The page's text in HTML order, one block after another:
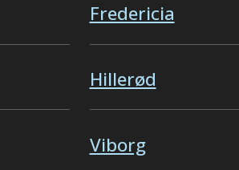
Fredericia
Hillerød
Viborg